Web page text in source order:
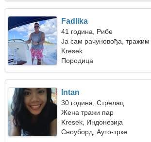
Fadlika
41 година, Рибе
Ја сам рачуновођа,
Kresek
Породица
Intan
30 година, Стрелац
Жена тражи пар
Kresek, Индонезија
Сноуборд, Ауто-трке